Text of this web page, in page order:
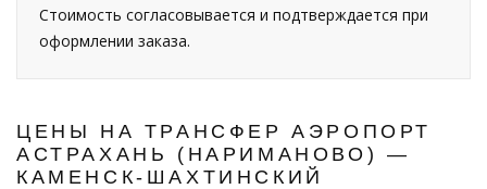
Стоимость согласовывается и подтверждается при
оформлении заказа.
ЦЕНЫ НА ТРАНСФЕР АЭРОПОРТ
АСТРАХАНЬ (НАРИМАНОВО) —
КАМЕНСК-ШАХТИНСКИЙ